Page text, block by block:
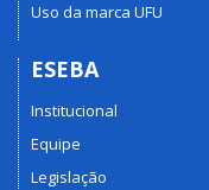
Uso da marca UFU
ESEBA
Institucional
Equipe
Legislação